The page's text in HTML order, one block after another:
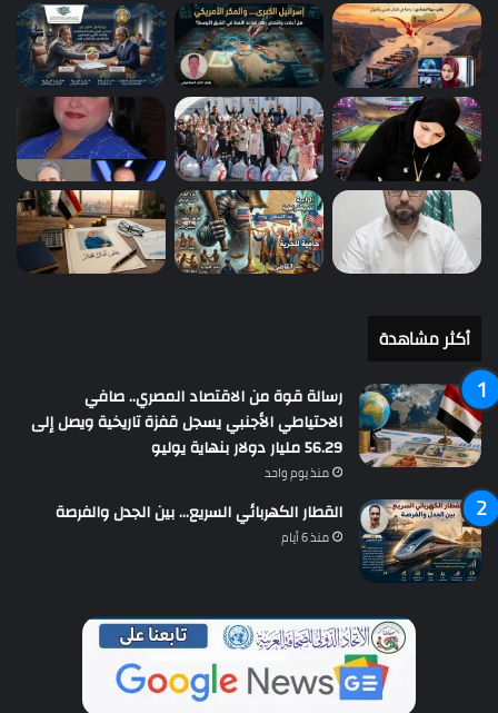
أكثر مشاهدة
رسالة قوة من الاقتصاد المصري.. صافي
الاحتياطي الأجنبي يسجل قفزة تاريخية ويصل إلى
56.29 مليار دولار بنهاية يوليو
منذ يوم واحد
القطار الكهربائي السريع… بين الجدل والفرصة
منذ 6 أيام